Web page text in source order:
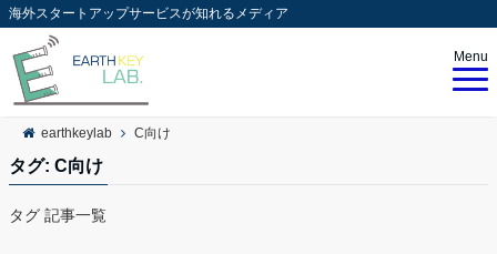
海外スタートアップサービスが知れるメディア
Menu
earthkeylab C向け
タグ: C向け
タグ 記事一覧